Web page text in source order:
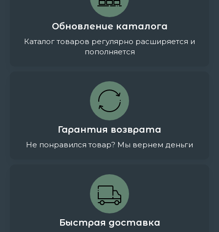
Обновление каталога
Каталог товаров регулярно расширяется и
пополняется
Гарантия возврата
Не понравился товар? Мы вернем деньги
Быстрая доставка